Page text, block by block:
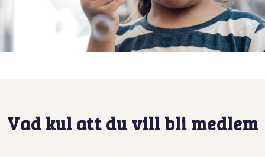
Vad kul att du vill bli medlem